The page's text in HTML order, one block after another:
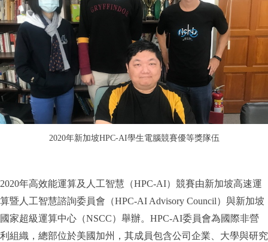
2020年新加坡HPC-AI學生電腦競賽優等獎隊伍
2020年高效能運算及人工智慧（HPC-AI）競賽由新加坡高速運
算暨人工智慧諮詢委員會（HPC-AI Advisory Council）與新加坡
國家超級運算中心（NSCC）舉辦。HPC-AI委員會為國際非營
利組織，總部位於美國加州，其成員包含公司企業、大學與研究